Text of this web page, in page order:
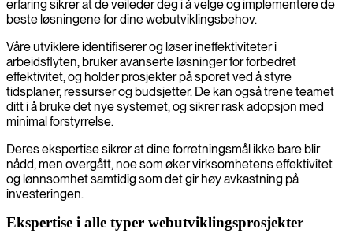
erfaring sikrer at de veileder deg i å velge og implementere de
beste løsningene for dine webutviklingsbehov.
Våre utviklere identifiserer og løser ineffektiviteter i
arbeidsflyten, bruker avanserte løsninger for forbedret
effektivitet, og holder prosjekter på sporet ved å styre
tidsplaner, ressurser og budsjetter. De kan også trene teamet
ditt i å bruke det nye systemet, og sikrer rask adopsjon med
minimal forstyrrelse.
Deres ekspertise sikrer at dine forretningsmål ikke bare blir
nådd, men overgått, noe som øker virksomhetens effektivitet
og lønnsomhet samtidig som det gir høy avkastning på
investeringen.
Ekspertise i alle typer webutviklingsprosjekter